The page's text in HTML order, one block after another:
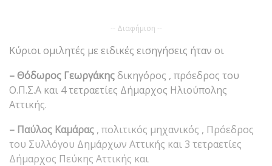
-- Διαφήμιση --
Κύριοι ομιλητές με ειδικές εισηγήσεις ήταν οι
– Θόδωρος Γεωργάκηςδικηγόρος , πρόεδρος του
Ο.Π.Σ.Α και 4 τετραετίες Δήμαρχος Ηλιούπολης
Αττικής.
– Παύλος Καμάρας , πολιτικός μηχανικός , Πρόεδρος
του Συλλόγου Δημάρχων Αττικής και 3 τετραετίες
Δήμαρχος Πεύκης Αττικής και